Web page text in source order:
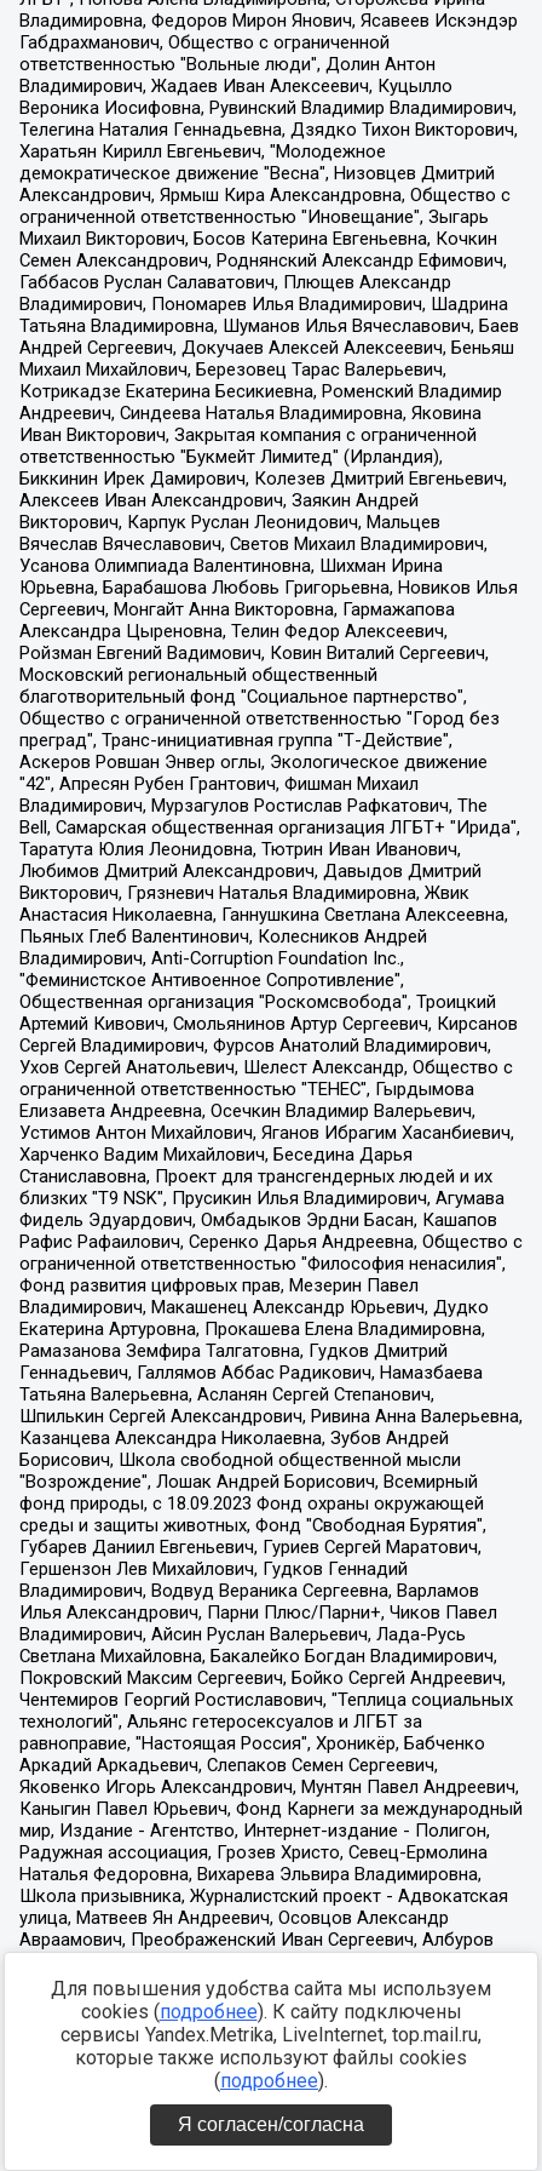
Для повышения удобства сайта мы используем
cookies (подробнее). К сайту подключены
сервисы Yandex.Metrika, LiveInternet, top.mail.ru,
которые также используют файлы cookies
(подробнее).
Я согласен/согласна